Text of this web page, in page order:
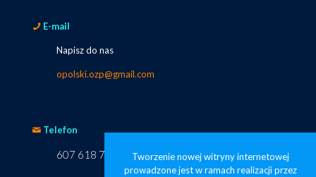
E-mail
Napisz do nas
opolski.ozp@gmail.com
Telefon
607 618 749
Tworzenie nowej witryny internetowej
prowadzone jest w ramach realizacji przez